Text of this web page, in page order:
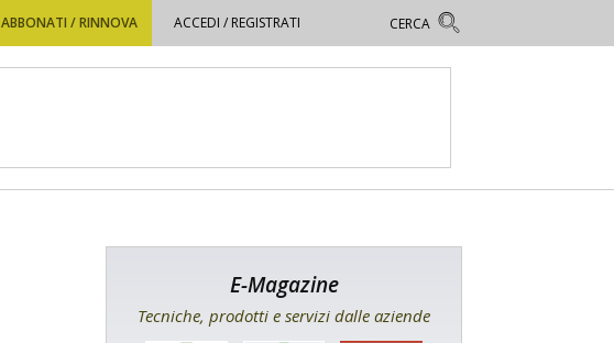
ABBONATI / RINNOVA ACCEDI / REGISTRATI
E-Magazine
Tecniche, prodotti e servizi dalle aziende